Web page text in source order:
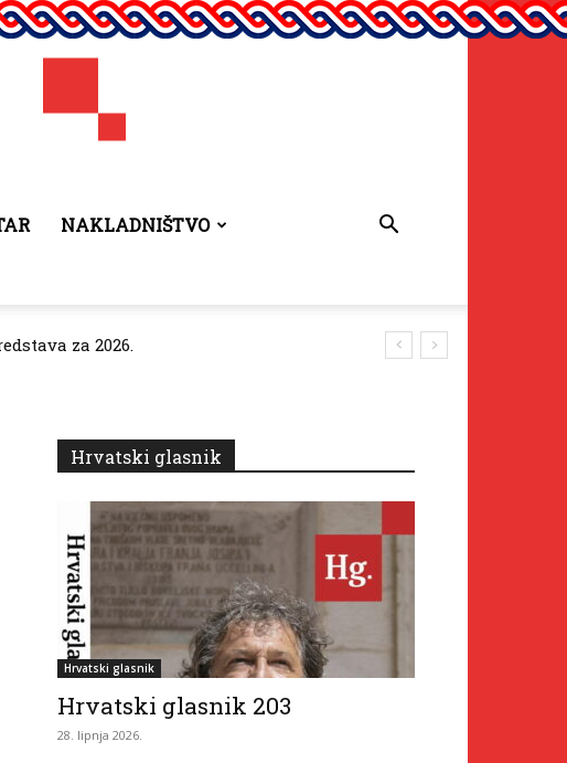
NAKLADNIŠTVO
za 2026.
a
Hrvatski glasnik
Hrvatski glasnik
Hrvatski glasnik 203
28. lipnja 2026.